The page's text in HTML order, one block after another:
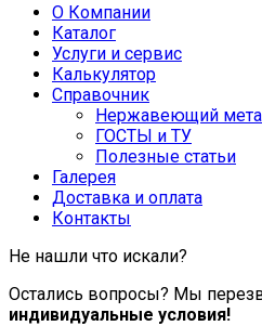
О Компании
Каталог
Услуги и сервис
Калькулятор
Справочник
Нержавеющий
ГОСТЫ и ТУ
Полезные статьи
Галерея
Доставка и оплата
Контакты
Не нашли что искали?
Остались вопросы? Мы
индивидуальные условия!